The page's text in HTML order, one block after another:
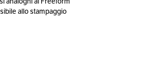
allo stampaggio